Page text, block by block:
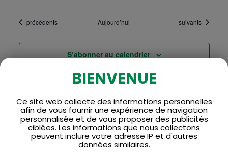
Évènements
précédents Aujourd’hui Évènements
suivants
S’abonner au calendrier
BIENVENUE
Ce site web collecte des informations personnelles
afin de vous fournir une expérience de navigation
personnalisée et de vous proposer des publicités
ciblées. Les informations que nous collectons
peuvent inclure votre adresse IP et d'autres
données similaires.